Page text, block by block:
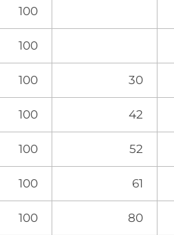
100
100
30
100
42
100
52
100
61
100
80
100